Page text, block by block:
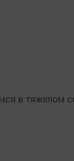
в тяжелом